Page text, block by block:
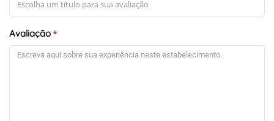
Avaliação*